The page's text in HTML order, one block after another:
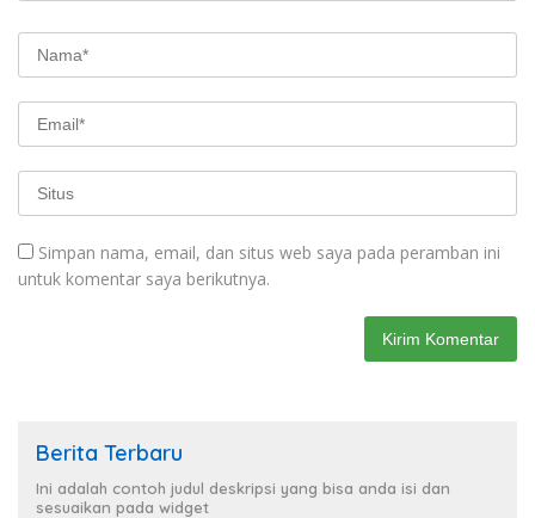
Simpan nama, email, dan situs web saya pada peramban ini
untuk komentar saya berikutnya.
Berita Terbaru
Ini adalah contoh judul deskripsi yang bisa anda isi dan
sesuaikan pada widget